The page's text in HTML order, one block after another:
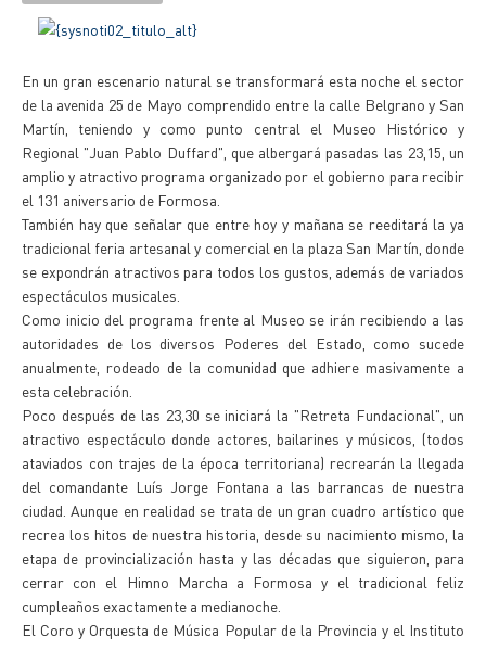
En un gran escenario natural se transformará esta noche el sector
de la avenida 25 de Mayo comprendido entre la calle Belgrano y San
Martín, teniendo y como punto central el Museo Histórico y
Regional "Juan Pablo Duffard", que albergará pasadas las 23,15, un
amplio y atractivo programa organizado por el gobierno para recibir
el 131 aniversario de Formosa.
También hay que señalar que entre hoy y mañana se reeditará la ya
tradicional feria artesanal y comercial en la plaza San Martín, donde
se expondrán atractivos para todos los gustos, además de variados
espectáculos musicales.
Como inicio del programa frente al Museo se irán recibiendo a las
autoridades de los diversos Poderes del Estado, como sucede
anualmente, rodeado de la comunidad que adhiere masivamente a
esta celebración.
Poco después de las 23,30 se iniciará la "Retreta Fundacional", un
atractivo espectáculo donde actores, bailarines y músicos, (todos
ataviados con trajes de la época territoriana) recrearán la llegada
del comandante Luís Jorge Fontana a las barrancas de nuestra
ciudad. Aunque en realidad se trata de un gran cuadro artístico que
recrea los hitos de nuestra historia, desde su nacimiento mismo, la
etapa de provincialización hasta y las décadas que siguieron, para
cerrar con el Himno Marcha a Formosa y el tradicional feliz
cumpleaños exactamente a medianoche.
El Coro y Orquesta de Música Popular de la Provincia y el Instituto